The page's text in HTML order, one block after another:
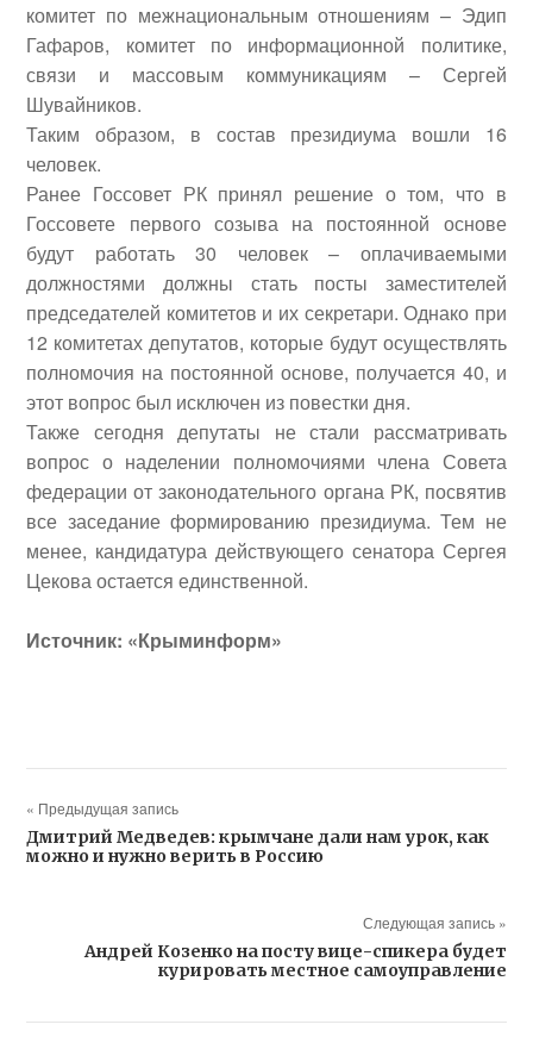
комитет по межнациональным отношениям – Эдип
Гафаров, комитет по информационной политике,
связи и массовым коммуникациям – Сергей
Шувайников.
Таким образом, в состав президиума вошли 16
человек.
Ранее Госсовет РК принял решение о том, что в
Госсовете первого созыва на постоянной основе
будут работать 30 человек – оплачиваемыми
должностями должны стать посты заместителей
председателей комитетов и их секретари. Однако при
12 комитетах депутатов, которые будут осуществлять
полномочия на постоянной основе, получается 40, и
этот вопрос был исключен из повестки дня.
Также сегодня депутаты не стали рассматривать
вопрос о наделении полномочиями члена Совета
федерации от законодательного органа РК, посвятив
все заседание формированию президиума. Тем не
менее, кандидатура действующего сенатора Сергея
Цековаостается единственной.
Источник: «Крыминформ»
« Предыдущая запись
Дмитрий Медведев: крымчане дали нам урок, как
можно и нужно верить в Россию
Следующая запись »
Андрей Козенко на посту вице-спикера будет
курировать местное самоуправление